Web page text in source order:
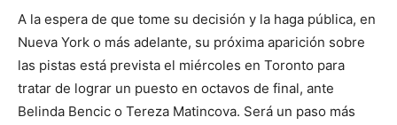
A la espera de que tome su decisión y la haga pública, en
Nueva York o más adelante, su próxima aparición sobre
las pistas está prevista el miércoles en Toronto para
tratar de lograr un puesto en octavos de final, ante
Belinda Bencic o Tereza Matincova. Será un paso más